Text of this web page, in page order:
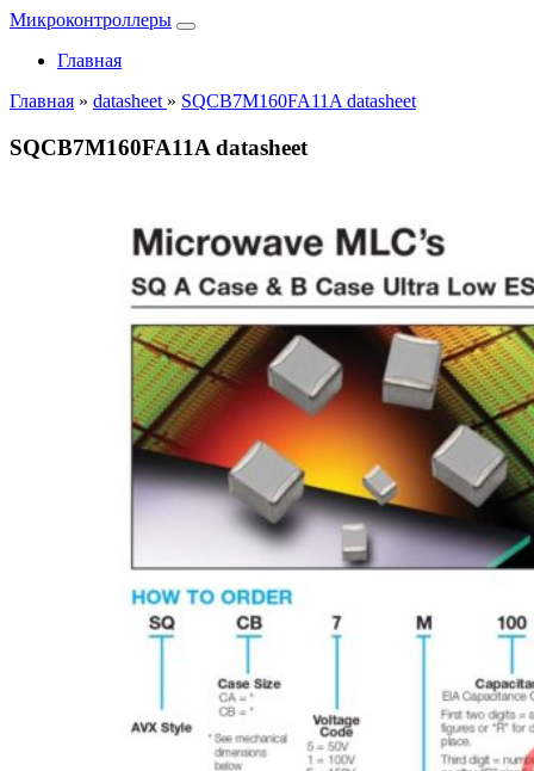
Микроконтроллеры
Главная
Главная » datasheet » SQCB7M160FA11A datasheet
SQCB7M160FA11A datasheet